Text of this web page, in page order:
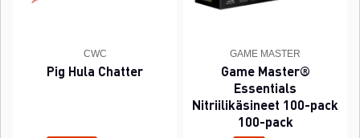
CWC
Pig Hula Chatter
GAME MASTER
Game Master®
Essentials
Nitriilikäsineet 100-pack
100-pack